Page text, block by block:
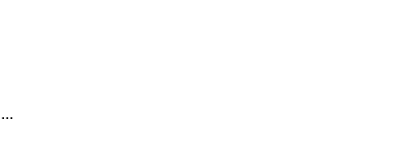
Создатель модной французской косметики репатриировалась в Израиль